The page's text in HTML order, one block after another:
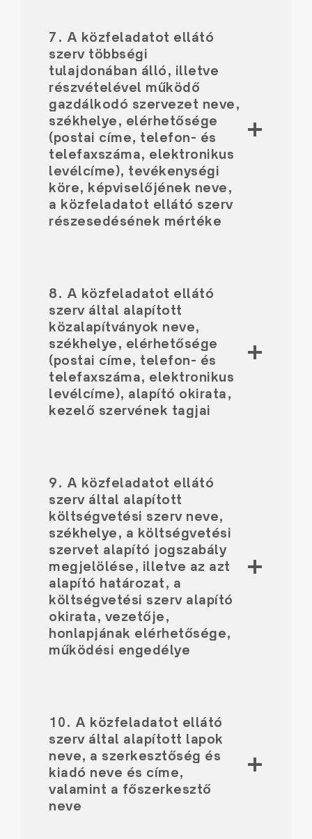
7. A közfeladatot ellátó
szerv többségi
tulajdonában álló, illetve
részvételével működő
gazdálkodó szervezet neve,
székhelye, elérhetősége
(postai címe, telefon- és
telefaxszáma, elektronikus
levélcíme), tevékenységi
köre, képviselőjének neve,
a közfeladatot ellátó szerv
részesedésének mértéke
8. A közfeladatot ellátó
szerv által alapított
közalapítványok neve,
székhelye, elérhetősége
(postai címe, telefon- és
telefaxszáma, elektronikus
levélcíme), alapító okirata,
kezelő szervének tagjai
9. A közfeladatot ellátó
szerv által alapított
költségvetési szerv neve,
székhelye, a költségvetési
szervet alapító jogszabály
megjelölése, illetve az azt
alapító határozat, a
költségvetési szerv alapító
okirata, vezetője,
honlapjának elérhetősége,
működési engedélye
10. A közfeladatot ellátó
szerv által alapított lapok
neve, a szerkesztőség és
kiadó neve és címe,
valamint a főszerkesztő
neve